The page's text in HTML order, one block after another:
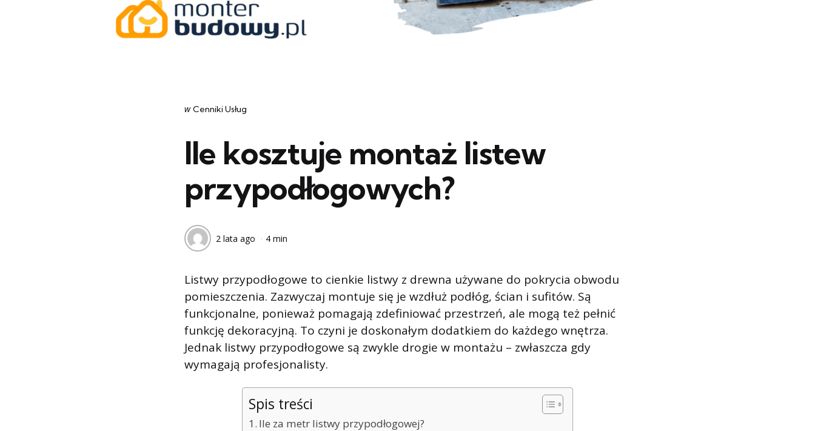
Categories
post
w Cenniki Usług
Ile kosztuje montaż listew
przypodłogowych?
2 lata ago 4 min
Listwy przypodłogowe to cienkie listwy z drewna używane do pokrycia obwodu
pomieszczenia. Zazwyczaj montuje się je wzdłuż podłóg, ścian i sufitów. Są
funkcjonalne, ponieważ pomagają zdefiniować przestrzeń, ale mogą też pełnić
funkcję dekoracyjną. To czyni je doskonałym dodatkiem do każdego wnętrza.
Jednak listwy przypodłogowe są zwykle drogie w montażu – zwłaszcza gdy
wymagają profesjonalisty.
Spis treści
Ile za metr listwy przypodłogowej?